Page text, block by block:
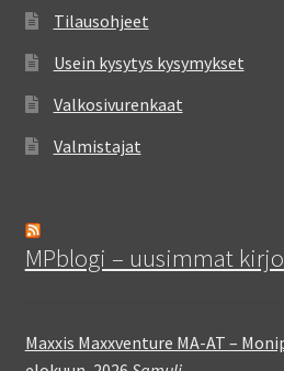
Tilausohjeet
Usein kysytys kysymykset
Valkosivurenkaat
Valmistajat
MPblogi – uusimmat
Maxxis Maxxventure MA-AT –